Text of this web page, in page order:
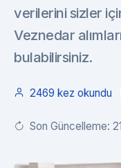
verilerini sizler
Veznedar
bulabilirsiniz.
2469 kez okundu
Son Güncelleme: